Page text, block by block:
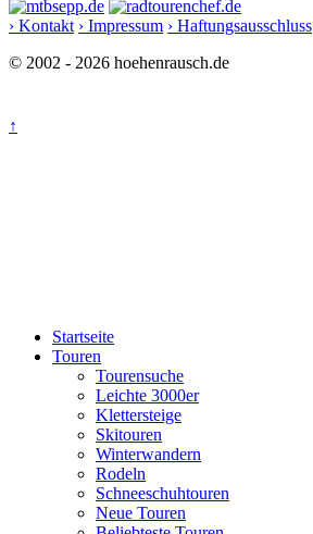
› Kontakt › Impressum › Haftungsausschluss
© 2002 - 2026 hoehenrausch.de
↑
Startseite
Touren
Tourensuche
Leichte 3000er
Klettersteige
Skitouren
Winterwandern
Rodeln
Schneeschuhtouren
Neue Touren